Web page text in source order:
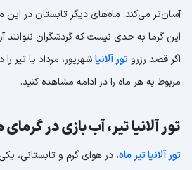
آسان‌تر می‌کند. ماه‌های دیگر تابستان در این
این گرما به حدی نیست که گردشگران
اگر قصد رزرو تور آلانیاشهریور، مرداد یا تیر
مربوط به هر ماه را در ادامه مشاهده کنید.
تور آلانیا تیر، آب بازی در
تور آلانیا تیر ماه، در هوای گرم و تابستانی،